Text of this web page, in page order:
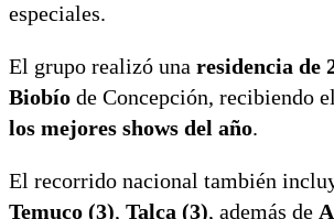
especiales.
El grupo realizó una residencia de
Biobío de Concepción, recibiendo
los mejores shows del año.
El recorrido nacional también
Temuco (3), Talca (3), además de